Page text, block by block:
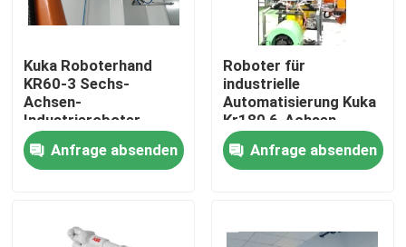
Produkte
Kuka Roboterhand
KR60-3 Sechs-
Achsen-
Industrieroboter
Beeindruckende
Geschwindigkeit
Anfrage absenden
Roboter für
industrielle
Automatisierung Kuka
Kr180 6-Achsen-
Roboter
Anfrage absenden